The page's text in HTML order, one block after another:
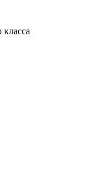
класса